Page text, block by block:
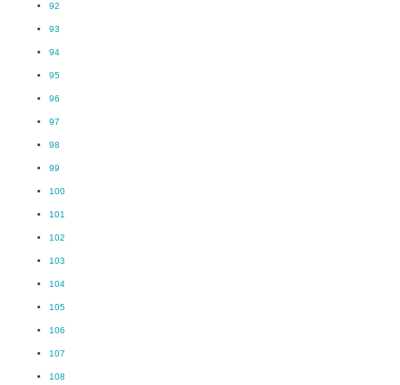
92
93
94
95
96
97
98
99
100
101
102
103
104
105
106
107
108